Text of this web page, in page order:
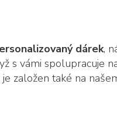
dárek,
s vámi spolupracuje
založen také na